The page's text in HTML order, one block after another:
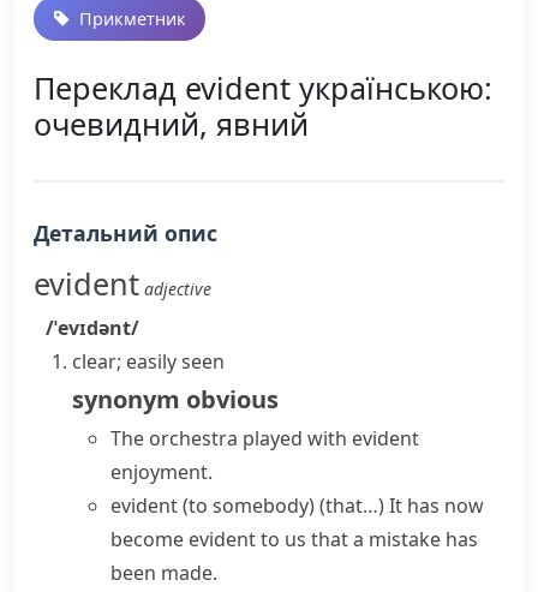
Прикметник
Переклад evident українською:
очевидний, явний
Детальний опис
evident adjective
/ˈevɪdənt/
clear; easily seen
synonym obvious
The orchestra played with evident
enjoyment.
evident (to somebody) (that…)It has now
become evident to us that a mistake has
been made.